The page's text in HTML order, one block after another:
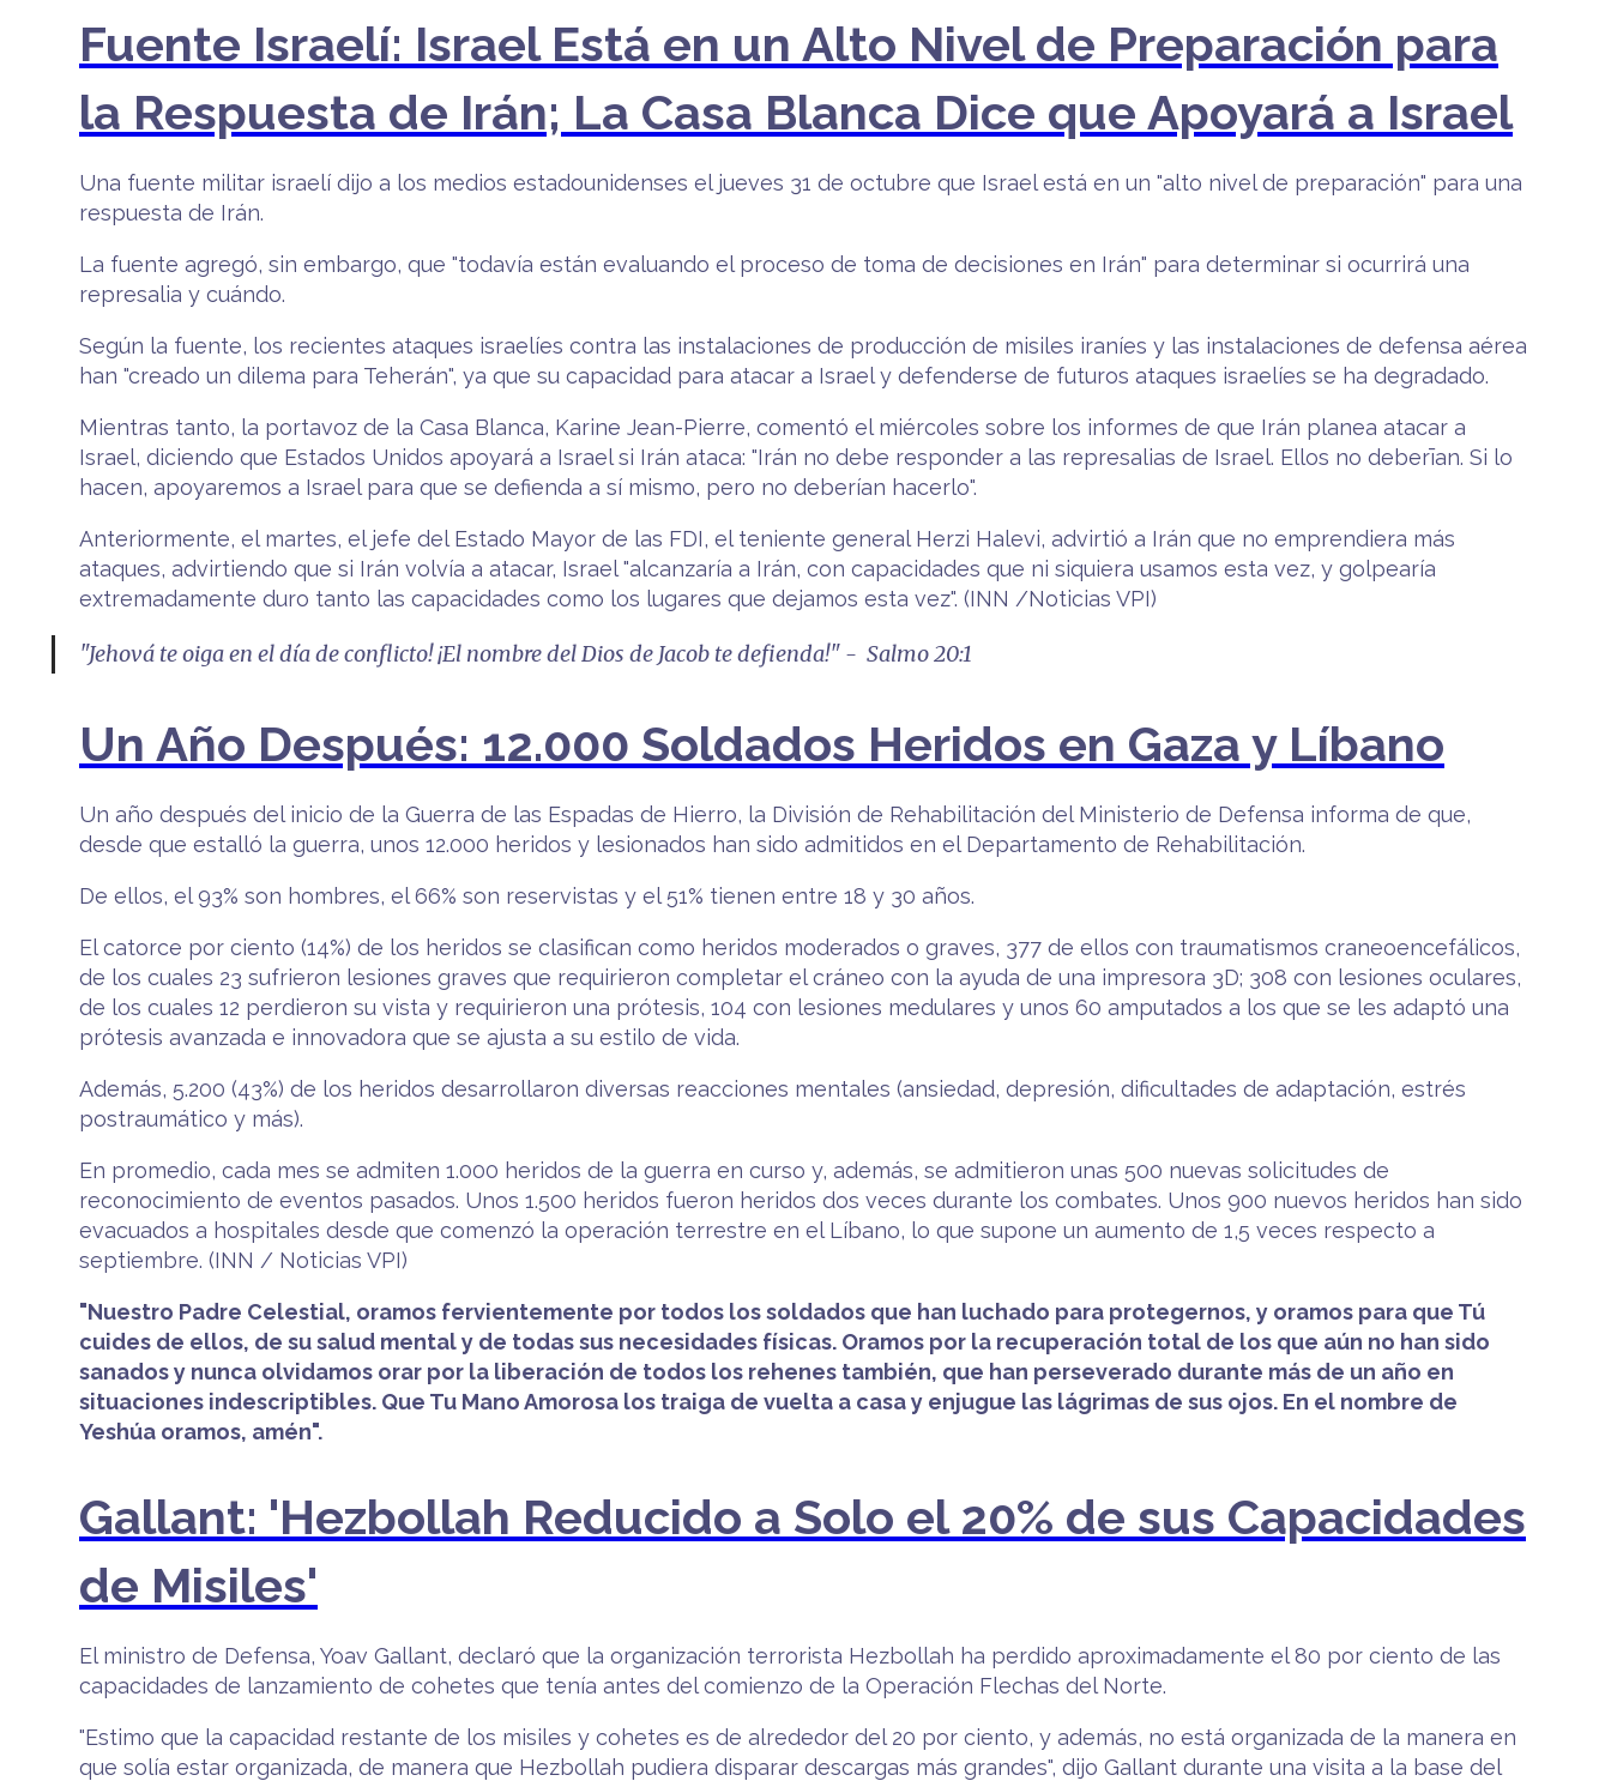
Fuente Israelí: Israel Está en un Alto Nivel de Preparación para
la Respuesta de Irán; La Casa Blanca Dice que Apoyará a Israel
Una fuente militar israelí dijo a los medios estadounidenses el jueves 31 de octubre que Israel está en un "alto nivel de preparación" para una
respuesta de Irán.
La fuente agregó, sin embargo, que "todavía están evaluando el proceso de toma de decisiones en Irán" para determinar si ocurrirá una
represalia y cuándo.
Según la fuente, los recientes ataques israelíes contra las instalaciones de producción de misiles iraníes y las instalaciones de defensa aérea
han "creado un dilema para Teherán", ya que su capacidad para atacar a Israel y defenderse de futuros ataques israelíes se ha degradado.
Mientras tanto, la portavoz de la Casa Blanca, Karine Jean-Pierre, comentó el miércoles sobre los informes de que Irán planea atacar a
Israel, diciendo que Estados Unidos apoyará a Israel si Irán ataca: "Irán no debe responder a las represalias de Israel. Ellos no deberīan. Si lo
hacen, apoyaremos a Israel para que se defienda a sí mismo, pero no deberían hacerlo".
Anteriormente, el martes, el jefe del Estado Mayor de las FDI, el teniente general Herzi Halevi, advirtió a Irán que no emprendiera más
ataques, advirtiendo que si Irán volvía a atacar, Israel "alcanzaría a Irán, con capacidades que ni siquiera usamos esta vez, y golpearía
extremadamente duro tanto las capacidades como los lugares que dejamos esta vez". (INN /Noticias VPI)
"Jehová te oiga en el día de conflicto! ¡El nombre del Dios de Jacob te defienda!" - Salmo 20:1
Un Año Después: 12.000 Soldados Heridos en Gaza y Líbano
Un año después del inicio de la Guerra de las Espadas de Hierro, la División de Rehabilitación del Ministerio de Defensa informa de que,
desde que estalló la guerra, unos 12.000 heridos y lesionados han sido admitidos en el Departamento de Rehabilitación.
De ellos, el 93% son hombres, el 66% son reservistas y el 51% tienen entre 18 y 30 años.
El catorce por ciento (14%) de los heridos se clasifican como heridos moderados o graves, 377 de ellos con traumatismos craneoencefálicos,
de los cuales 23 sufrieron lesiones graves que requirieron completar el cráneo con la ayuda de una impresora 3D; 308 con lesiones oculares,
de los cuales 12 perdieron su vista y requirieron una prótesis, 104 con lesiones medulares y unos 60 amputados a los que se les adaptó una
prótesis avanzada e innovadora que se ajusta a su estilo de vida.
Además, 5.200 (43%) de los heridos desarrollaron diversas reacciones mentales (ansiedad, depresión, dificultades de adaptación, estrés
postraumático y más).
En promedio, cada mes se admiten 1.000 heridos de la guerra en curso y, además, se admitieron unas 500 nuevas solicitudes de
reconocimiento de eventos pasados. Unos 1.500 heridos fueron heridos dos veces durante los combates. Unos 900 nuevos heridos han sido
evacuados a hospitales desde que comenzó la operación terrestre en el Líbano, lo que supone un aumento de 1,5 veces respecto a
septiembre. (INN / Noticias VPI)
"Nuestro Padre Celestial, oramos fervientemente por todos los soldados que han luchado para protegernos, y oramos para que Tú
cuides de ellos, de su salud mental y de todas sus necesidades físicas. Oramos por la recuperación total de los que aún no han sido
sanados y nunca olvidamos orar por la liberación de todos los rehenes también, que han perseverado durante más de un año en
situaciones indescriptibles. Que Tu Mano Amorosa los traiga de vuelta a casa y enjugue las lágrimas de sus ojos. En el nombre de
Yeshúa oramos, amén".
Gallant: 'Hezbollah Reducido a Solo el 20% de sus Capacidades
de Misiles'
El ministro de Defensa, Yoav Gallant, declaró que la organización terrorista Hezbollah ha perdido aproximadamente el 80 por ciento de las
capacidades de lanzamiento de cohetes que tenía antes del comienzo de la Operación Flechas del Norte.
"Estimo que la capacidad restante de los misiles y cohetes es de alrededor del 20 por ciento, y además, no está organizada de la manera en
que solía estar organizada, de manera que Hezbollah pudiera disparar descargas más grandes", dijo Gallant durante una visita a la base del